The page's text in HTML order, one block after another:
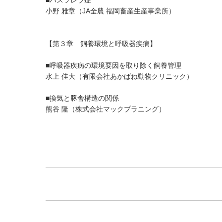
小野 雅章（JA全農 福岡畜産生産事業所）
【第３章 飼養環境と呼吸器疾病】
■呼吸器疾病の環境要因を取り除く飼養管理
水上 佳大（有限会社あかばね動物クリニック）
■換気と豚舎構造の関係
熊谷 隆（株式会社マックプラニング）